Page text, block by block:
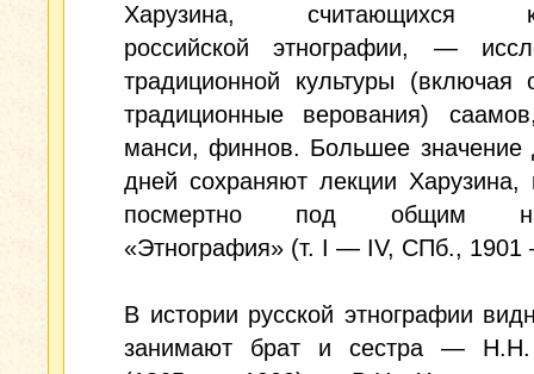
Харузина, считающихся
российской этнографии, —
традиционной культуры (включая
традиционные верования)
манси, финнов. Большее значение
дней сохраняют лекции Харузина,
посмертно под общим
«Этнография» (т. I — IV, СПб.,
В истории русской этнографии
занимают брат и сестра — Н.Н.